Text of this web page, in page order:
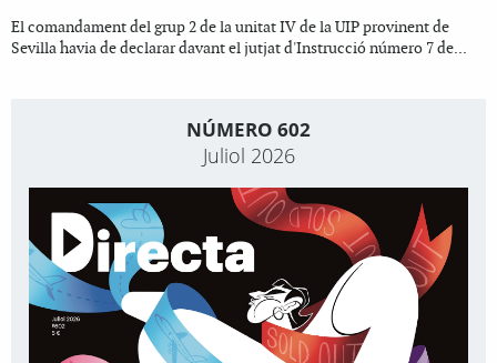
El comandament del grup 2 de la unitat IV de la UIP provinent de
Sevilla havia de declarar davant el jutjat d'Instrucció número 7 de...
NÚMERO 602
Juliol 2026